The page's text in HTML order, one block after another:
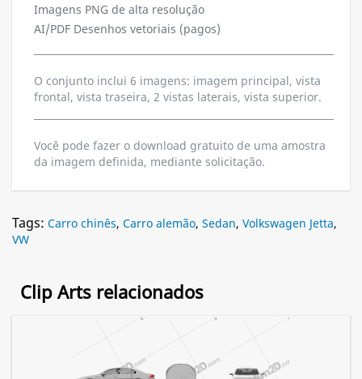
Imagens PNG de alta resolução
AI/PDF Desenhos vetoriais (pagos)
O conjunto inclui 6 imagens: imagem principal, vista
frontal, vista traseira, 2 vistas laterais, vista superior.
Você pode fazer o download gratuito de uma amostra
da imagem definida, mediante solicitação.
Tags: Carro chinês, Carro alemão, Sedan, Volkswagen Jetta,
VW
Clip Arts relacionados